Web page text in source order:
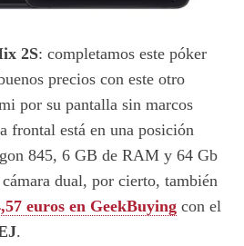
2S: completamos este póker
precios con este otro
por su pantalla sin marcos
frontal está en una posición
845, 6 GB de RAM y 64 Gb
dual, por cierto, también
euros en GeekBuying con el
.